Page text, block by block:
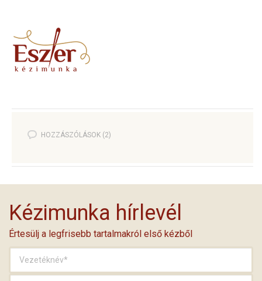
HOZZÁSZÓLÁSOK (2)
Kézimunka hírlevél
Értesülj a legfrisebb tartalmakról első kézből